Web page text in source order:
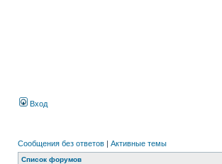
Вход
Сообщения без ответов | Активные темы
Список форумов